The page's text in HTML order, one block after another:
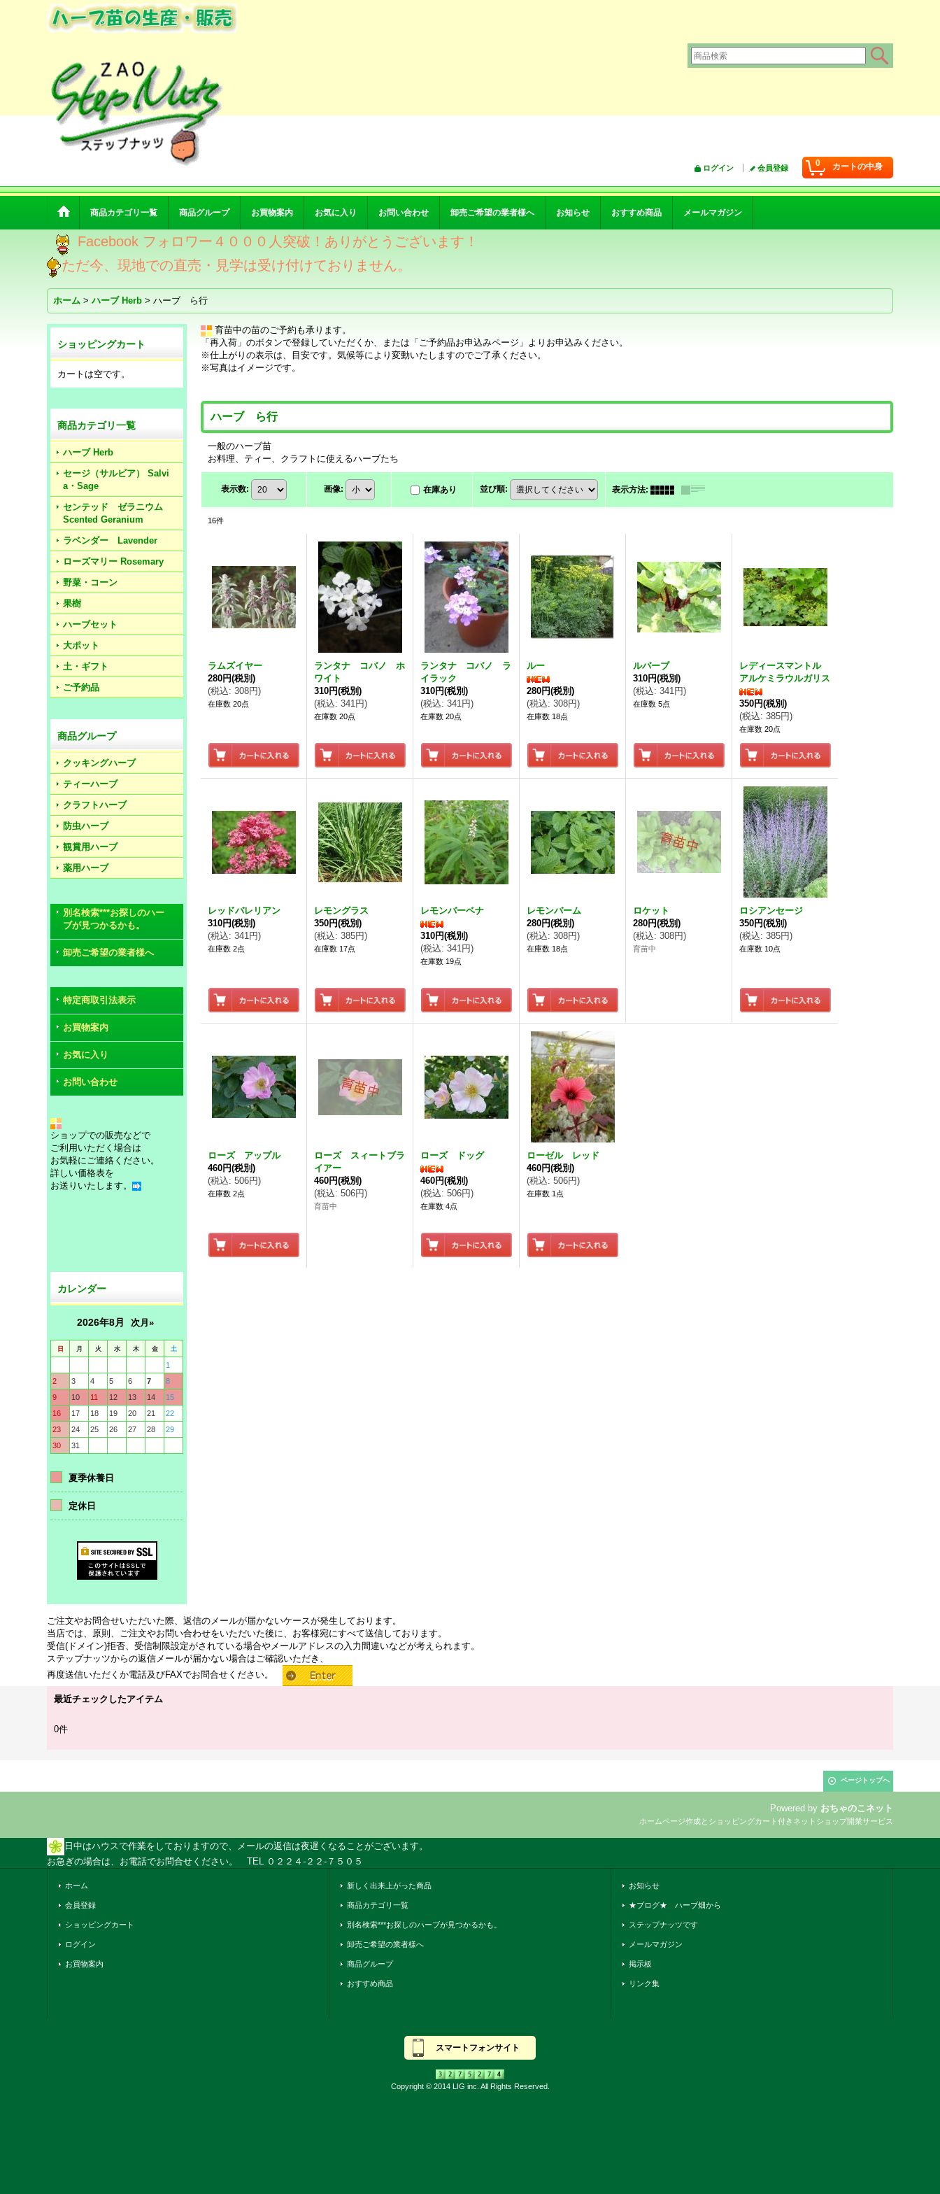
0 カートの中身
ログイン 会員登録
商品カテゴリ一覧 商品グループ お買物案内 お気に入り お問い合わせ 卸売ご希望の業者様へ お知らせ おすすめ商品 メールマガジン
Facebook フォロワー４０００人突破！ありがとうございます！
ただ今、現地での直売・見学は受け付けておりません。
ホーム > ハーブ Herb > ハーブ ら行
ショッピングカート
カートは空です。
商品カテゴリ一覧
ハーブ Herb
セージ（サルビア） Salvi
a・Sage
センテッド ゼラニウム
Scented Geranium
ラベンダー Lavender
ローズマリー Rosemary
野菜・コーン
果樹
ハーブセット
大ポット
土・ギフト
ご予約品
商品グループ
クッキングハーブ
ティーハーブ
クラフトハーブ
防虫ハーブ
観賞用ハーブ
薬用ハーブ
別名検索***お探しのハー
ブが見つかるかも。
卸売ご希望の業者様へ
特定商取引法表示
お買物案内
お気に入り
お問い合わせ
ショップでの販売などで
ご利用いただく場合は
お気軽にご連絡ください。
詳しい価格表を
お送りいたします。
カレンダー
2026年8月 次月»
日 月 火 水 木 金 土
1
2
3 4 5 6 7
8
9
10 11 12 13 14
15
16
17 18 19 20 21
22
23
24 25 26 27 28
29
30
31
夏季休養日
定休日
育苗中の苗のご予約も承ります。
「再入荷」のボタンで登録していただくか、または「ご予約品お申込みページ」よりお申込みください。
※仕上がりの表示は、目安です。気候等により変動いたしますのでご了承ください。
※写真はイメージです。
ハーブ ら行
一般のハーブ苗
お料理、ティー、クラフトに使えるハーブたち
表示数: 画像: 在庫あり 並び順: 表示方法:
16件
ラムズイヤー
280円(税別)
(税込: 308円)
在庫数 20点
ランタナ コバノ ホ
ワイト
310円(税別)
(税込: 341円)
在庫数 20点
ランタナ コバノ ラ
イラック
310円(税別)
(税込: 341円)
在庫数 20点
ルー
280円(税別)
(税込: 308円)
在庫数 18点
ルバーブ
310円(税別)
(税込: 341円)
在庫数 5点
レディースマントル
アルケミラウルガリス
350円(税別)
(税込: 385円)
在庫数 20点
レッドバレリアン
310円(税別)
(税込: 341円)
在庫数 2点
レモングラス
350円(税別)
(税込: 385円)
在庫数 17点
レモンバーベナ
310円(税別)
(税込: 341円)
在庫数 19点
レモンバーム
280円(税別)
(税込: 308円)
在庫数 18点
ロケット
280円(税別)
(税込: 308円)
育苗中
ロシアンセージ
350円(税別)
(税込: 385円)
在庫数 10点
ローズ アップル
460円(税別)
(税込: 506円)
在庫数 2点
ローズ スィートブラ
イアー
460円(税別)
(税込: 506円)
育苗中
ローズ ドッグ
460円(税別)
(税込: 506円)
在庫数 4点
ローゼル レッド
460円(税別)
(税込: 506円)
在庫数 1点
ご注文やお問合せいただいた際、返信のメールが届かないケースが発生しております。
当店では、原則、ご注文やお問い合わせをいただいた後に、お客様宛にすべて送信しております。
受信(ドメイン)拒否、受信制限設定がされている場合やメールアドレスの入力間違いなどが考えられます。
ステップナッツからの返信メールが届かない場合はご確認いただき、
再度送信いただくか電話及びFAXでお問合せください。
最近チェックしたアイテム
0件
ページトップへ
Powered by おちゃのこネット
ホームページ作成とショッピングカート付きネットショップ開業サービス
日中はハウスで作業をしておりますので、メールの返信は夜遅くなることがございます。
お急ぎの場合は、お電話でお問合せください。 TEL ０２２４-２２-７５０５
ホーム
会員登録
ショッピングカート
ログイン
お買物案内
新しく出来上がった商品
商品カテゴリ一覧
別名検索***お探しのハーブが見つかるかも。
卸売ご希望の業者様へ
商品グループ
おすすめ商品
お知らせ
★ブログ★ ハーブ畑から
ステップナッツです
メールマガジン
掲示板
リンク集
スマートフォンサイト
Copyright © 2014 LIG inc. All Rights Reserved.